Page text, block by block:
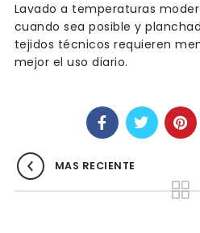
Lavado a temperaturas
cuando sea posible y
tejidos técnicos requieren
mejor el uso diario.
MAS RECIENTE